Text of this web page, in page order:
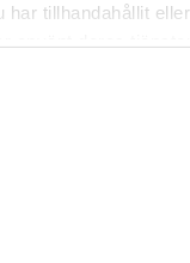
har tillhandahållit